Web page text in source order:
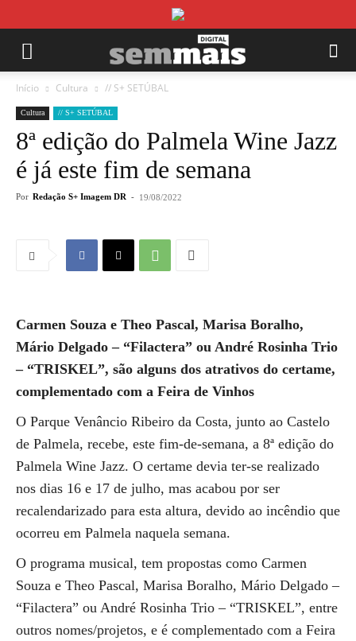
Início Cultura // S+ SETÚBAL
Cultura // S+ SETÚBAL
8ª edição do Palmela Wine Jazz
é já este fim de semana
Por Redação S+ Imagem DR - 19/08/2022
Carmen Souza e Theo Pascal, Marisa Boralho,
Mário Delgado – “Filactera” ou André Rosinha Trio
– “TRISKEL”, são alguns dos atrativos do certame,
complementado com a Feira de Vinhos
O Parque Venâncio Ribeiro da Costa, junto ao Castelo
de Palmela, recebe, este fim-de-semana, a 8ª edição do
Palmela Wine Jazz. O certame devia ter-se realizado
nos dias 16 e 17 de julho, mas acabou por ser
recalendarizado para esta altura, devido ao incêndio que
ocorreu em Palmela naquela semana.
O programa musical, tem propostas como Carmen
Souza e Theo Pascal, Marisa Boralho, Mário Delgado –
“Filactera” ou André Rosinha Trio – “TRISKEL”, entre
outros nomes/projetos, e é complementado com a Feira